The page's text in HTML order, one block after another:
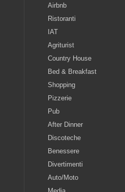
Airbnb
Ristoranti
IAT
Agriturist
Country House
Bed & Breakfast
Shopping
Pizzerie
Pub
After Dinner
Discoteche
Benessere
Divertimenti
Auto/Moto